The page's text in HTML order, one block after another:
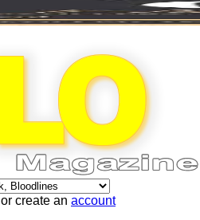
or create an account